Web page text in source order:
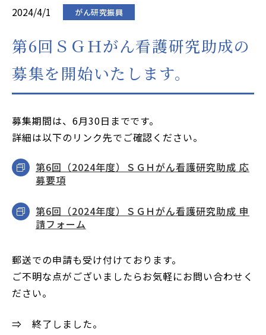
JP EN
本サイトのご利用について
サイトマップ
2024/4/1 がん研究振興
第6回ＳＧＨがん看護研究助成の
募集を開始いたします。
募集期間は、6月30日までです。
詳細は以下のリンク先でご確認ください。
第6回（2024年度）ＳＧＨがん看護研究助成 応
募要項
第6回（2024年度）ＳＧＨがん看護研究助成 申
請フォーム
郵送での申請も受け付けております。
ご不明な点がございましたらお気軽にお問い合わせく
ださい。
⇒ 終了しました。